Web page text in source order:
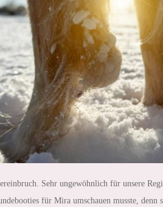
Sehr ungewöhnlich für unsere
für Mira umschauen musste, denn